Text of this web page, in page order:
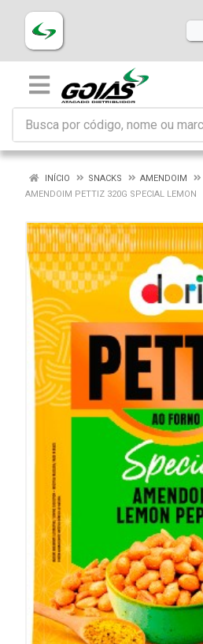
INÍCIO SNACKS
AMENDOIM
AMENDOIM PETTIZ 320G SPECIAL LEMON